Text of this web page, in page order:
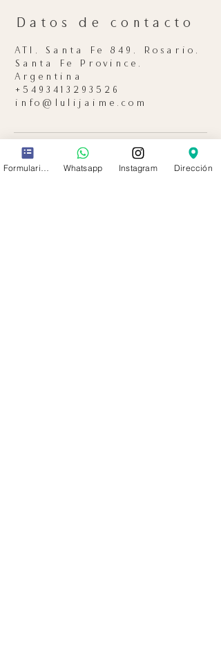
Datos de contacto
ATI, Santa Fe 849, Rosario,
Santa Fe Province,
Argentina
+5493413293526
info@lulijaime.com
Whatsapp Instagram Dirección